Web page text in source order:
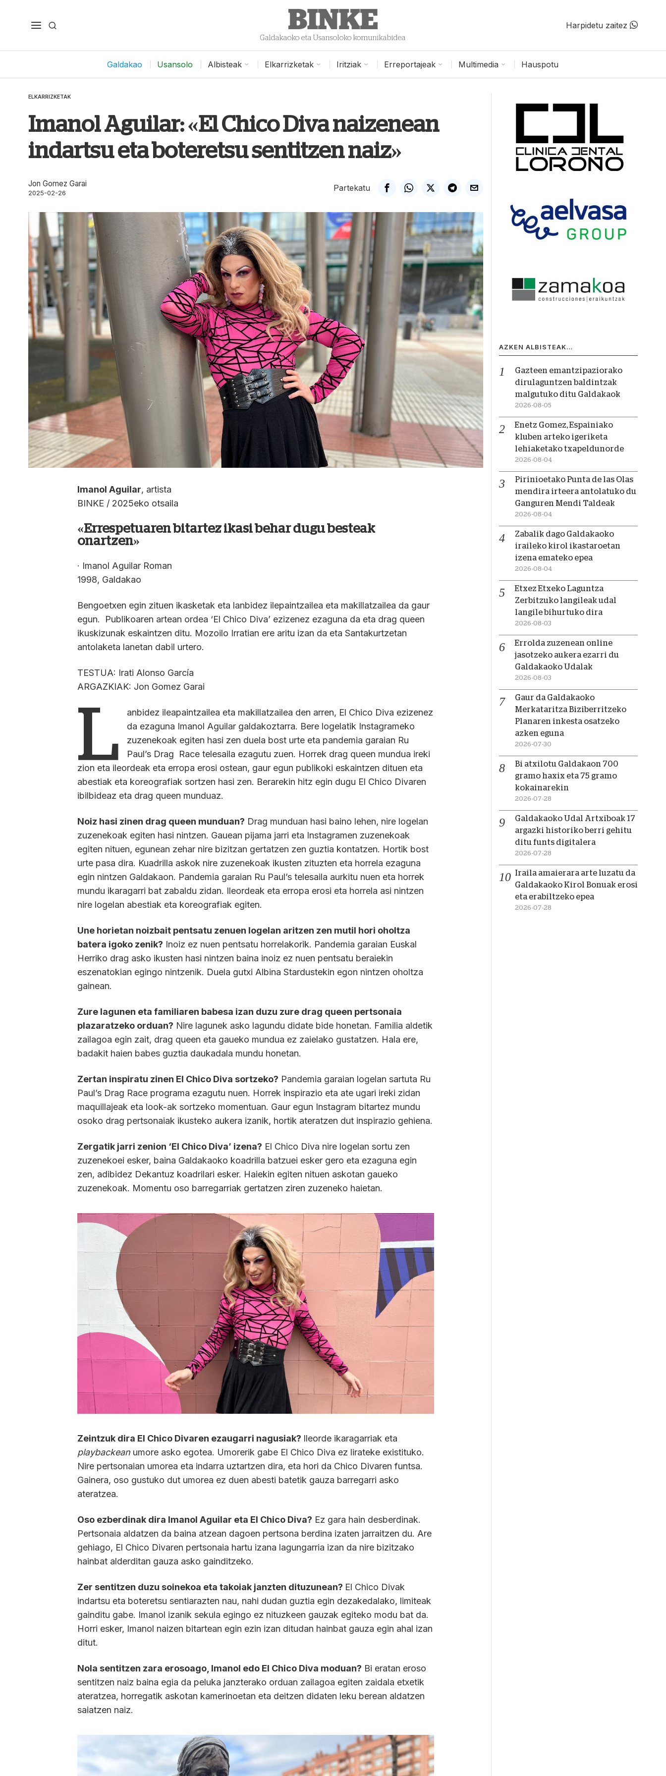
Galdakaoko eta Usansoloko komunikabidea
Harpidetu zaitez
Galdakao Usansolo Albisteak Elkarrizketak Iritziak Erreportajeak Multimedia Hauspotu
ELKARRIZKETAK
Imanol Aguilar: «El Chico Diva naizenean
indartsu eta boteretsu sentitzen naiz»
Jon Gomez Garai
2025-02-26
Partekatu
Imanol Aguilar, artista
BINKE / 2025eko otsaila
«Errespetuaren bitartez ikasi behar dugu besteak
onartzen»
· Imanol Aguilar Roman
1998, Galdakao
Bengoetxen egin zituen ikasketak eta lanbidez ilepaintzailea eta makillatzailea da gaur
egun. Publikoaren artean ordea ‘El Chico Diva’ ezizenez ezaguna da eta drag queen
ikuskizunak eskaintzen ditu. Mozoilo Irratian ere aritu izan da eta Santakurtzetan
antolaketa lanetan dabil urtero.
TESTUA: Irati Alonso García
ARGAZKIAK: Jon Gomez Garai
L
anbidez ileapaintzailea eta makillatzailea den arren, El Chico Diva ezizenez
da ezaguna Imanol Aguilar galdakoztarra. Bere logelatik Instagrameko
zuzenekoak egiten hasi zen duela bost urte eta pandemia garaian Ru
Paul’s Drag Race telesaila ezagutu zuen. Horrek drag queen mundua ireki
zion eta ileordeak eta erropa erosi ostean, gaur egun publikoki eskaintzen dituen eta
abestiak eta koreografiak sortzen hasi zen. Berarekin hitz egin dugu El Chico Divaren
ibilbideaz eta drag queen munduaz.
Noiz hasi zinen drag queen munduan? Drag munduan hasi baino lehen, nire logelan
zuzenekoak egiten hasi nintzen. Gauean pijama jarri eta Instagramen zuzenekoak
egiten nituen, egunean zehar nire bizitzan gertatzen zen guztia kontatzen. Hortik bost
urte pasa dira. Kuadrilla askok nire zuzenekoak ikusten zituzten eta horrela ezaguna
egin nintzen Galdakaon. Pandemia garaian Ru Paul’s telesaila aurkitu nuen eta horrek
mundu ikaragarri bat zabaldu zidan. Ileordeak eta erropa erosi eta horrela asi nintzen
nire logelan abestiak eta koreografiak egiten.
Une horietan noizbait pentsatu zenuen logelan aritzen zen mutil hori oholtza
batera igoko zenik? Inoiz ez nuen pentsatu horrelakorik. Pandemia garaian Euskal
Herriko drag asko ikusten hasi nintzen baina inoiz ez nuen pentsatu beraiekin
eszenatokian egingo nintzenik. Duela gutxi Albina Stardustekin egon nintzen oholtza
gainean.
Zure lagunen eta familiaren babesa izan duzu zure drag queen pertsonaia
plazaratzeko orduan? Nire lagunek asko lagundu didate bide honetan. Familia aldetik
zailagoa egin zait, drag queen eta gaueko mundua ez zaielako gustatzen. Hala ere,
badakit haien babes guztia daukadala mundu honetan.
Zertan inspiratu zinen El Chico Diva sortzeko? Pandemia garaian logelan sartuta Ru
Paul’s Drag Race programa ezagutu nuen. Horrek inspirazio eta ate ugari ireki zidan
maquillajeak eta look-ak sortzeko momentuan. Gaur egun Instagram bitartez mundu
osoko drag pertsonaiak ikusteko aukera izanik, hortik ateratzen dut inspirazio gehiena.
Zergatik jarri zenion ‘El Chico Diva’ izena? El Chico Diva nire logelan sortu zen
zuzenekoei esker, baina Galdakaoko koadrilla batzuei esker gero eta ezaguna egin
zen, adibidez Dekantuz koadrilari esker. Haiekin egiten nituen askotan gaueko
zuzenekoak. Momentu oso barregarriak gertatzen ziren zuzeneko haietan.
Zeintzuk dira El Chico Divaren ezaugarri nagusiak? Ileorde ikaragarriak eta
playbackean umore asko egotea. Umorerik gabe El Chico Diva ez lirateke existituko.
Nire pertsonaian umorea eta indarra uztartzen dira, eta hori da Chico Divaren funtsa.
Gainera, oso gustuko dut umorea ez duen abesti batetik gauza barregarri asko
ateratzea.
Oso ezberdinak dira Imanol Aguilar eta El Chico Diva? Ez gara hain desberdinak.
Pertsonaia aldatzen da baina atzean dagoen pertsona berdina izaten jarraitzen du. Are
gehiago, El Chico Divaren pertsonaia hartu izana lagungarria izan da nire bizitzako
hainbat alderditan gauza asko gainditzeko.
Zer sentitzen duzu soinekoa eta takoiak janzten dituzunean? El Chico Divak
indartsu eta boteretsu sentiarazten nau, nahi dudan guztia egin dezakedalako, limiteak
gainditu gabe. Imanol izanik sekula egingo ez nituzkeen gauzak egiteko modu bat da.
Horri esker, Imanol naizen bitartean egin ezin izan ditudan hainbat gauza egin ahal izan
ditut.
Nola sentitzen zara erosoago, Imanol edo El Chico Diva moduan? Bi eratan eroso
sentitzen naiz baina egia da peluka janzterako orduan zailagoa egiten zaidala etxetik
ateratzea, horregatik askotan kamerinoetan eta deitzen didaten leku berean aldatzen
saiatzen naiz.
AZKEN ALBISTEAK…
Gazteen emantzipaziorako
dirulaguntzen baldintzak
malgutuko ditu Galdakaok
2026-08-05
Enetz Gomez, Espainiako
kluben arteko igeriketa
lehiaketako txapeldunorde
2026-08-04
Pirinioetako Punta de las Olas
mendira irteera antolatuko du
Ganguren Mendi Taldeak
2026-08-04
Zabalik dago Galdakaoko
iraileko kirol ikastaroetan
izena emateko epea
2026-08-04
Etxez Etxeko Laguntza
Zerbitzuko langileak udal
langile bihurtuko dira
2026-08-03
Errolda zuzenean online
jasotzeko aukera ezarri du
Galdakaoko Udalak
2026-08-03
Gaur da Galdakaoko
Merkataritza Biziberritzeko
Planaren inkesta osatzeko
azken eguna
2026-07-30
Bi atxilotu Galdakaon 700
gramo haxix eta 75 gramo
kokainarekin
2026-07-28
Galdakaoko Udal Artxiboak 17
argazki historiko berri gehitu
ditu funts digitalera
2026-07-28
Iraila amaierara arte luzatu da
Galdakaoko Kirol Bonuak erosi
eta erabiltzeko epea
2026-07-28